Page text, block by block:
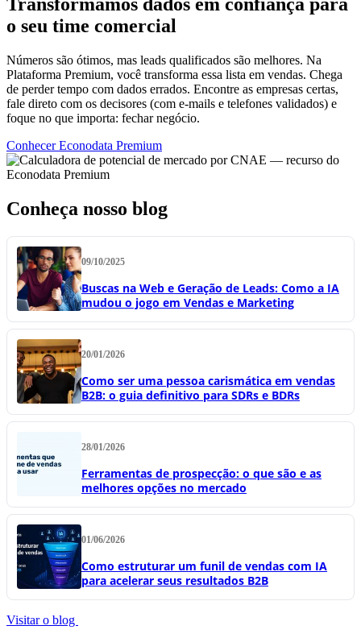
o seu time comercial
Números são ótimos, mas leads qualificados são melhores. Na
Plataforma Premium, você transforma essa lista em vendas. Chega
de perder tempo com dados errados. Encontre as empresas certas,
fale direto com os decisores (com e-mails e telefones validados) e
foque no que importa: fechar negócio.
Conhecer Econodata Premium
Conheça nosso blog
09/10/2025
Buscas na Web e Geração de Leads: Como a IA
mudou o jogo em Vendas e Marketing
20/01/2026
Como ser uma pessoa carismática em vendas
B2B: o guia definitivo para SDRs e BDRs
28/01/2026
Ferramentas de prospecção: o que são e as
melhores opções no mercado
01/06/2026
Como estruturar um funil de vendas com IA
para acelerar seus resultados B2B
Visitar o blog